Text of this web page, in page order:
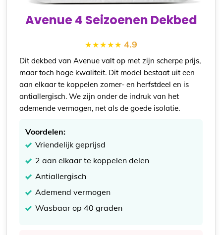
Avenue 4 Seizoenen Dekbed
4.9
Dit dekbed van Avenue valt op met zijn scherpe prijs,
maar toch hoge kwaliteit. Dit model bestaat uit een
aan elkaar te koppelen zomer- en herfstdeel en is
antiallergisch. We zijn onder de indruk van het
ademende vermogen, net als de goede isolatie.
Voordelen:
Vriendelijk geprijsd
2 aan elkaar te koppelen delen
Antiallergisch
Ademend vermogen
Wasbaar op 40 graden